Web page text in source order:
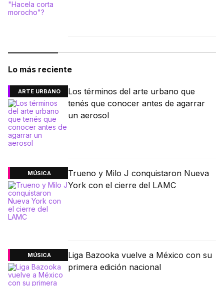
Lo más reciente
ARTE URBANO
Los términos del arte urbano que
tenés que conocer antes de agarrar
un aerosol
MÚSICA
Trueno y Milo J conquistaron Nueva
York con el cierre del LAMC
MÚSICA
Liga Bazooka vuelve a México con su
primera edición nacional